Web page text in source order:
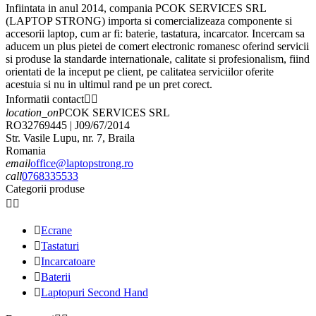
Infiintata in anul 2014, compania PCOK SERVICES SRL
(LAPTOP STRONG) importa si comercializeaza componente si
accesorii laptop, cum ar fi: baterie, tastatura, incarcator. Incercam sa
aducem un plus pietei de comert electronic romanesc oferind servicii
si produse la standarde internationale, calitate si profesionalism, fiind
orientati de la inceput pe client, pe calitatea serviciilor oferite
acestuia si nu in ultimul rand pe un pret corect.
Informatii contact 
location_onPCOK SERVICES SRL
RO32769445 | J09/67/2014
Str. Vasile Lupu, nr. 7, Braila
Romania
emailoffice@laptopstrong.ro
call0768335533
Categorii produse
 
Ecrane
Tastaturi
Incarcatoare
Baterii
Laptopuri Second Hand